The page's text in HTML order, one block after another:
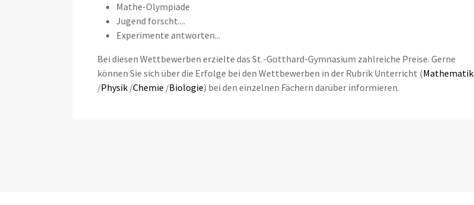
Mathe-Olympiade
Jugend forscht....
Experimente antworten...
Bei diesen Wettbewerben erzielte das St.-Gotthard-Gymnasium zahlreiche Preise. Gerne
können Sie sich über die Erfolge bei den Wettbewerben in der Rubrik Unterricht (Mathematik
/Physik /Chemie /Biologie) bei den einzelnen Fächern darüber informieren.